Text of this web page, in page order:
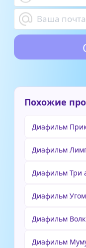
Похожие
Диафильм
Диафильм
Диафильм Три
Диафильм
Диафильм
Диафильм